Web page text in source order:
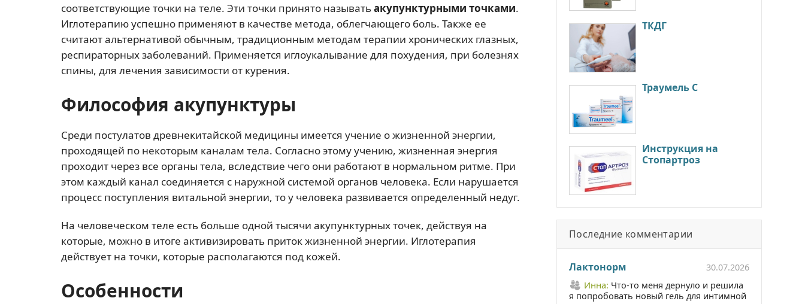
соответствующие точки на теле. Эти точки принято называтьакупунктурными точками.
Иглотерапию успешно применяют в качестве метода, облегчающего боль. Также ее
считают альтернативой обычным, традиционным методам терапии хронических глазных,
респираторных заболеваний. Применяется иглоукалывание для похудения, при болезнях
спины, для лечения зависимости от курения.
Философия акупунктуры
Среди постулатов древнекитайской медицины имеется учение о жизненной энергии,
проходящей по некоторым каналам тела. Согласно этому учению, жизненная энергия
проходит через все органы тела, вследствие чего они работают в нормальном ритме. При
этом каждый канал соединяется с наружной системой органов человека. Если нарушается
процесс поступления витальной энергии, то у человека развивается определенный недуг.
На человеческом теле есть больше одной тысячи акупунктурных точек, действуя на
которые, можно в итоге активизировать приток жизненной энергии. Иглотерапия
действует на точки, которые располагаются под кожей.
Особенности
ТКДГ
Траумель С
Инструкция на
Стопартроз
Последние комментарии
Лактонорм
30.07.2026
Инна: Что-то меня дернуло и решила
я попробовать новый гель для интимной